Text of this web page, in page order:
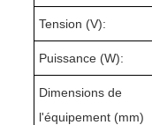
Tension (V):
Puissance (W):
Dimensions de
l'équipement (mm)